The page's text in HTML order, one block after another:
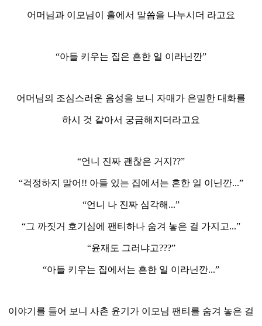
어머님과 이모님이 홀에서 말씀을 나누시더 라고요
“아들 키우는 집은 흔한 일 이라닌깐”
어머님의 조심스러운 음성을 보니 자매가 은밀한 대화를
하시 것 같아서 궁금해지더라고요
“언니 진짜 괜찮은 거지??”
“걱정하지 말어!! 아들 있는 집에서는 흔한 일 이닌깐...”
“언니 나 진짜 심각해...”
“그 까짓거 호기심에 팬티하나 숨겨 놓은 걸 가지고...”
“윤재도 그러냐고???”
“아들 키우는 집에서는 흔한 일 이라닌깐...”
이야기를 들어 보니 사촌 윤기가 이모님 팬티를 숨겨 놓은 걸